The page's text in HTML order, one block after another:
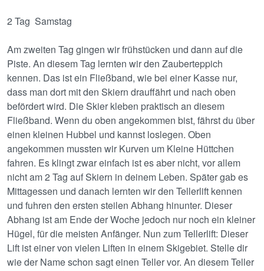
2 Tag Samstag
Am zweiten Tag gingen wir frühstücken und dann auf die
Piste. An diesem Tag lernten wir den Zauberteppich
kennen. Das ist ein Fließband, wie bei einer Kasse nur,
dass man dort mit den Skiern drauffährt und nach oben
befördert wird. Die Skier kleben praktisch an diesem
Fließband. Wenn du oben angekommen bist, fährst du über
einen kleinen Hubbel und kannst loslegen. Oben
angekommen mussten wir Kurven um Kleine Hüttchen
fahren. Es klingt zwar einfach ist es aber nicht, vor allem
nicht am 2 Tag auf Skiern in deinem Leben. Später gab es
Mittagessen und danach lernten wir den Tellerlift kennen
und fuhren den ersten steilen Abhang hinunter. Dieser
Abhang ist am Ende der Woche jedoch nur noch ein kleiner
Hügel, für die meisten Anfänger. Nun zum Tellerlift: Dieser
Lift ist einer von vielen Liften in einem Skigebiet. Stelle dir
wie der Name schon sagt einen Teller vor. An diesem Teller